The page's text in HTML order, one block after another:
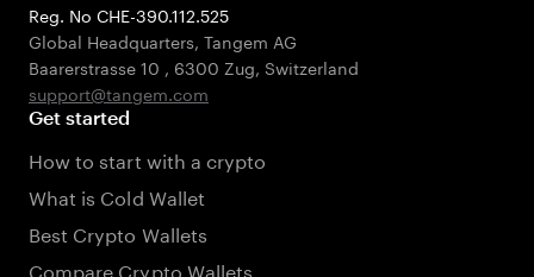
Reg. No CHE-390.112.525
Global Headquarters, Tangem AG
Baarerstrasse 10 , 6300 Zug, Switzerland
support@tangem.com
Get started
How to start with a crypto
What is Cold Wallet
Best Crypto Wallets
Compare Crypto Wallets